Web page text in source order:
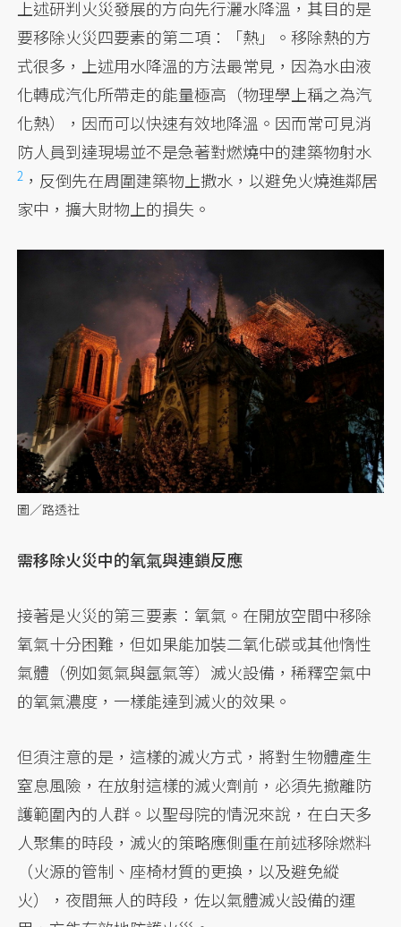
上述研判火災發展的方向先行灑水降溫，其目的是
要移除火災四要素的第二項：「熱」。移除熱的方
式很多，上述用水降溫的方法最常見，因為水由液
化轉成汽化所帶走的能量極高（物理學上稱之為汽
化熱），因而可以快速有效地降溫。因而常可見消
防人員到達現場並不是急著對燃燒中的建築物射水
2 ，反倒先在周圍建築物上撒水，以避免火燒進鄰居
家中，擴大財物上的損失。
圖／路透社
需移除火災中的氧氣與連鎖反應
接著是火災的第三要素：氧氣。在開放空間中移除
氧氣十分困難，但如果能加裝二氧化碳或其他惰性
氣體（例如氮氣與氬氣等）滅火設備，稀釋空氣中
的氧氣濃度，一樣能達到滅火的效果。
但須注意的是，這樣的滅火方式，將對生物體產生
窒息風險，在放射這樣的滅火劑前，必須先撤離防
護範圍內的人群。以聖母院的情況來說，在白天多
人聚集的時段，滅火的策略應側重在前述移除燃料
（火源的管制、座椅材質的更換，以及避免縱
火），夜間無人的時段，佐以氣體滅火設備的運